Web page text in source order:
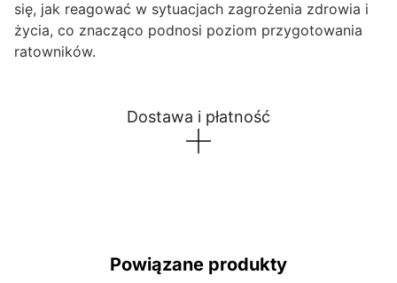
się, jak reagować w sytuacjach zagrożenia zdrowia i
życia, co znacząco podnosi poziom przygotowania
ratowników.
Dostawa i płatność
Powiązane produkty